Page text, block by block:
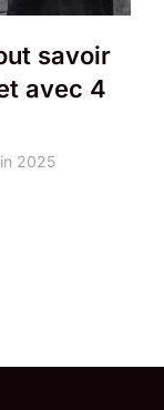
savoir
avec 4
2025